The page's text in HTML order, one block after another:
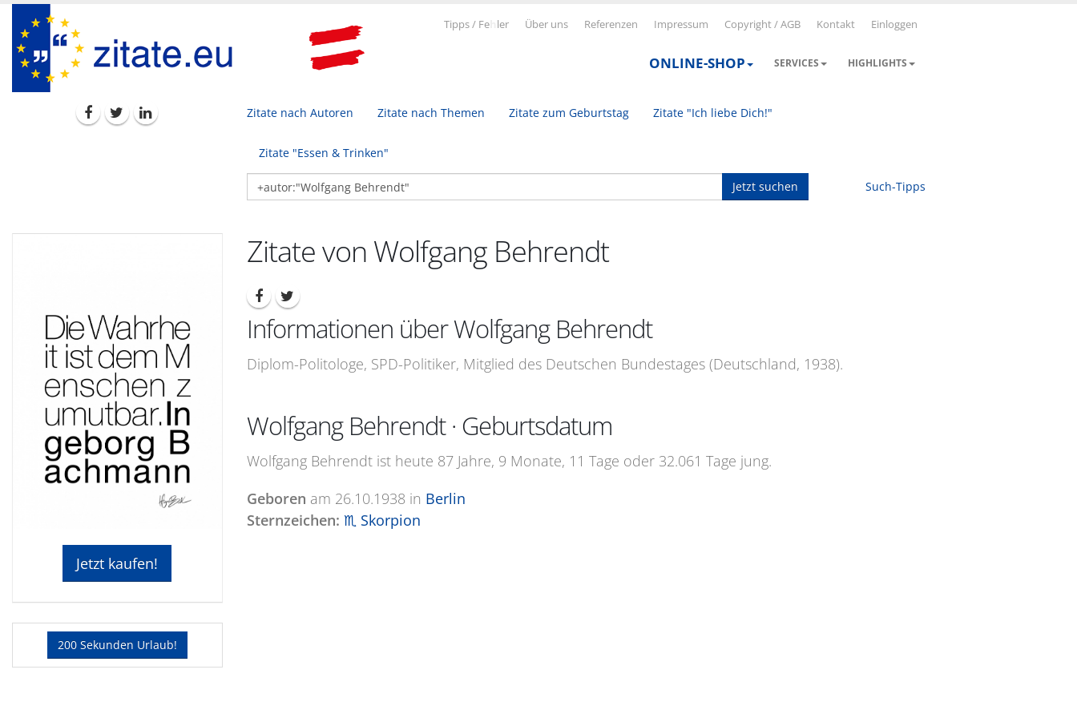
Tipps / Fe ler Über uns Referenzen Impressum Copyright / AGB Kontakt Einloggen
ONLINE-SHOP SERVICES HIGHLIGHTS
Zitate nach Autoren Zitate nach Themen Zitate zum Geburtstag Zitate "Ich liebe Dich!"
Zitate "Essen & Trinken"
Jetzt suchen Such-Tipps
Jetzt kaufen!
200 Sekunden Urlaub!
Zitate von Wolfgang Behrendt
Informationen über Wolfgang Behrendt
Diplom-Politologe, SPD-Politiker, Mitglied des Deutschen Bundestages (Deutschland, 1938).
Wolfgang Behrendt · Geburtsdatum
Wolfgang Behrendt ist heute 87 Jahre, 9 Monate, 11 Tage oder 32.061 Tage jung.
Geboren am 26.10.1938 in Berlin
Sternzeichen: ♏ Skorpion